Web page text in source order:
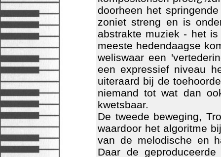
doorheen het
zoniet streng en is
abstrakte muziek - het
meeste hedendaagse
weliswaar een
een expressief niveau
uiteraard bij de
niemand tot wat dan
kwetsbaar.
De tweede beweging,
waardoor het algoritme
van de melodische en
Daar de